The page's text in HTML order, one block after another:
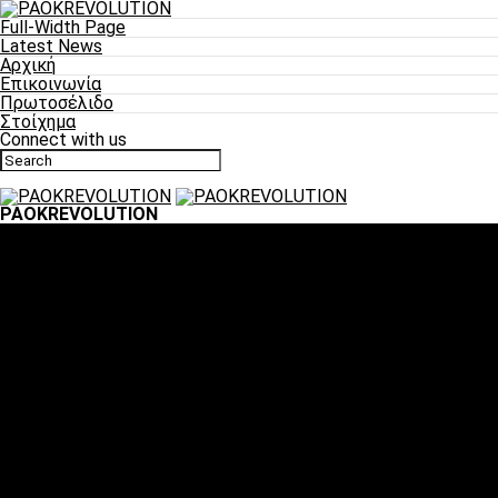
Full-Width Page
Latest News
Αρχική
Επικοινωνία
Πρωτοσέλιδο
Στοίχημα
Connect with us
PAOKREVOLUTION